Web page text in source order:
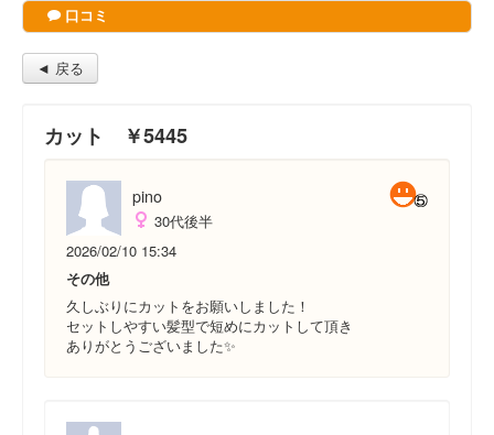
口コミ
◄ 戻る
カット ￥5445
pino
30代後半
2026/02/10 15:34
その他
久しぶりにカットをお願いしました！
セットしやすい髪型で短めにカットして頂き
ありがとうございました✨